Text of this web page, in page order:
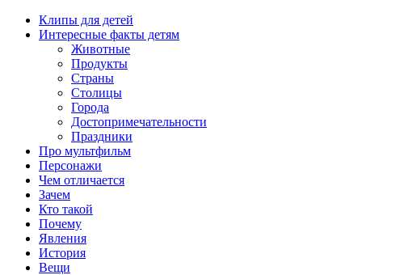
Перейти
содержимому
Клипы для детей
Интересные факты детям
Животные
Продукты
Страны
Столицы
Города
Достопримечательности
Праздники
Про мультфильм
Персонажи
Чем отличается
Зачем
Кто такой
Почему
Явления
История
Вещи